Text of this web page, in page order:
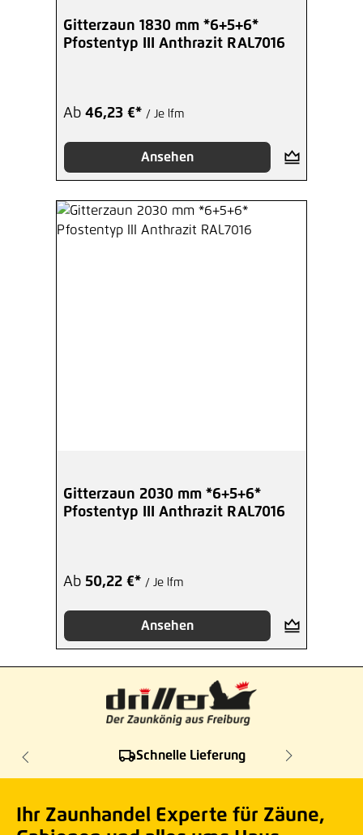
Gitterzaun 1830 mm *6+5+6*
Pfostentyp III Anthrazit RAL7016
Ab 46,23 €* / Je lfm
Ansehen
Gitterzaun 2030 mm *6+5+6*
Pfostentyp III Anthrazit RAL7016
Ab 50,22 €* / Je lfm
Ansehen
Schnelle Lieferung
Ihr Zaunhandel Experte für Zäune,